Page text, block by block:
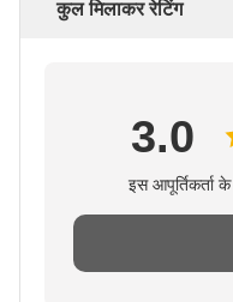
कुल मिलाकर रेटिंग
3.0
इस आपूर्तिकर्ता